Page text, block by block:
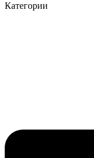
Категории